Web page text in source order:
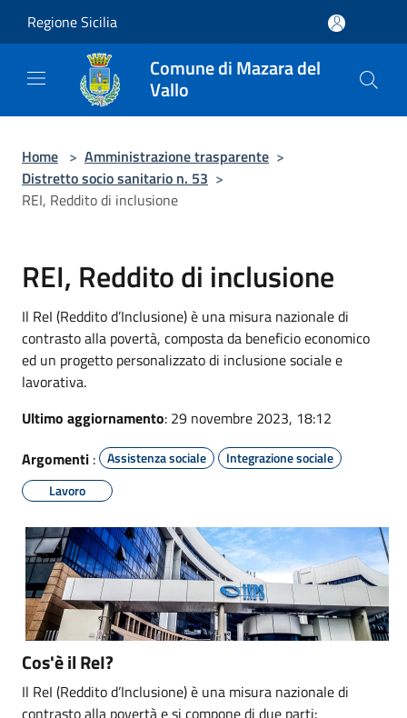
Regione Sicilia
Comune di Mazara del
Vallo
Home > Amministrazione trasparente >
Distretto socio sanitario n. 53 >
REI, Reddito di inclusione
REI, Reddito di inclusione
Il ReI (Reddito d’Inclusione) è una misura nazionale di
contrasto alla povertà, composta da beneficio economico
ed un progetto personalizzato di inclusione sociale e
lavorativa.
Ultimo aggiornamento: 29 novembre 2023, 18:12
Argomenti : Assistenza sociale
Integrazione sociale
Lavoro
Cos'è il ReI?
Il ReI (Reddito d’Inclusione) è una misura nazionale di
contrasto alla povertà e si compone di due parti: